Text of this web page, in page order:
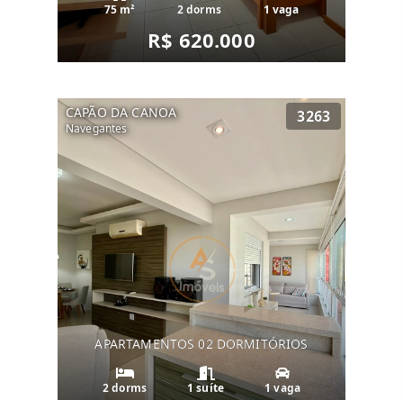
75 m² 2 dorms 1 vaga
R$ 620.000
CAPÃO DA CANOA
Navegantes
3263
APARTAMENTOS 02 DORMITÓRIOS
2 dorms 1 suíte 1 vaga